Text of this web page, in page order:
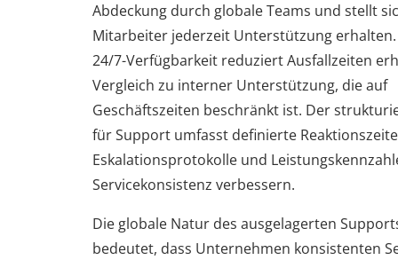
Abdeckung durch globale Teams und stellt
Mitarbeiter jederzeit Unterstützung erhalten.
24/7-Verfügbarkeit reduziert Ausfallzeiten
Vergleich zu interner Unterstützung, die auf
Geschäftszeiten beschränkt ist. Der
für Support umfasst definierte
Eskalationsprotokolle und
Servicekonsistenz verbessern.
Die globale Natur des ausgelagerten
bedeutet, dass Unternehmen konsistenten